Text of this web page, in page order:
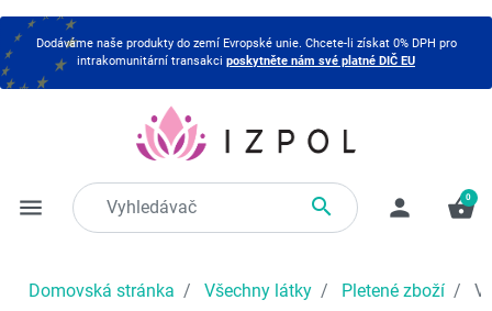
Dodáváme naše produkty do zemí Evropské unie. Chcete-li získat 0% DPH pro
intrakomunitární transakci poskytněte nám své platné DIČ EU
menu  person shopping_basket
0
Domovská stránka Všechny látky Pletené zboží